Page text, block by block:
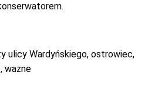
ulicy Wardyńskiego, ostrowiec,
, wazne